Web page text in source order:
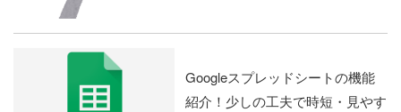
Googleスプレッドシートの機能
紹介！少しの工夫で時短・見やす